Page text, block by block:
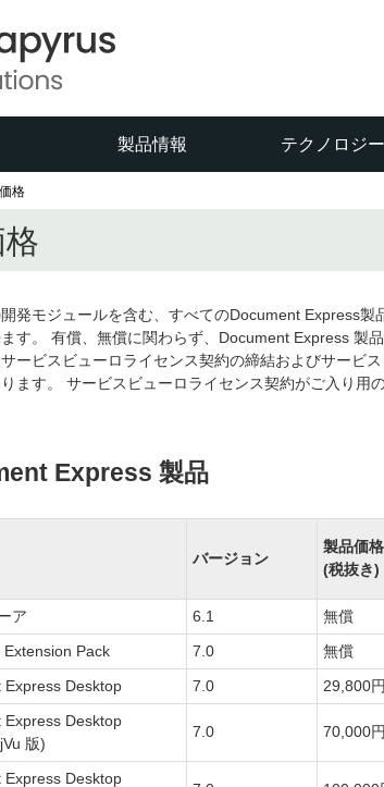
製品情報 テクノロジー
格
発モジュールを含む、すべてのDocument Express
す。 有償、無償に関わらず、Document Express 製
ービスビューロライセンス契約の締結およびサービ
ます。 サービスビューロライセンス契約がご入り用
Express 製品
バージョン
製品価格
(税抜き)
ア
6.1 無償
Extension Pack
7.0 無償
Express Desktop
7.0 29,800円
Express Desktop
版)
7.0 70,000円
Express Desktop